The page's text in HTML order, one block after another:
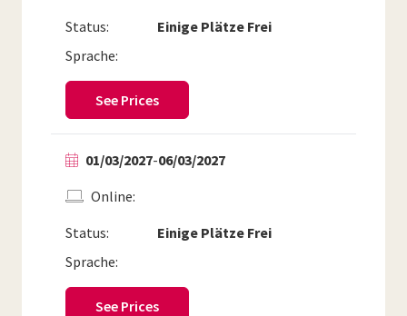
Status: Einige Plätze Frei
Sprache:
See Prices
01/03/2027-06/03/2027
Status: Einige Plätze Frei
Online
Sprache:
See Prices